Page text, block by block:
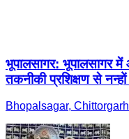
भूपालसागर: भूपालसागर
तकनीकी प्रशिक्षण से
Bhopalsagar,